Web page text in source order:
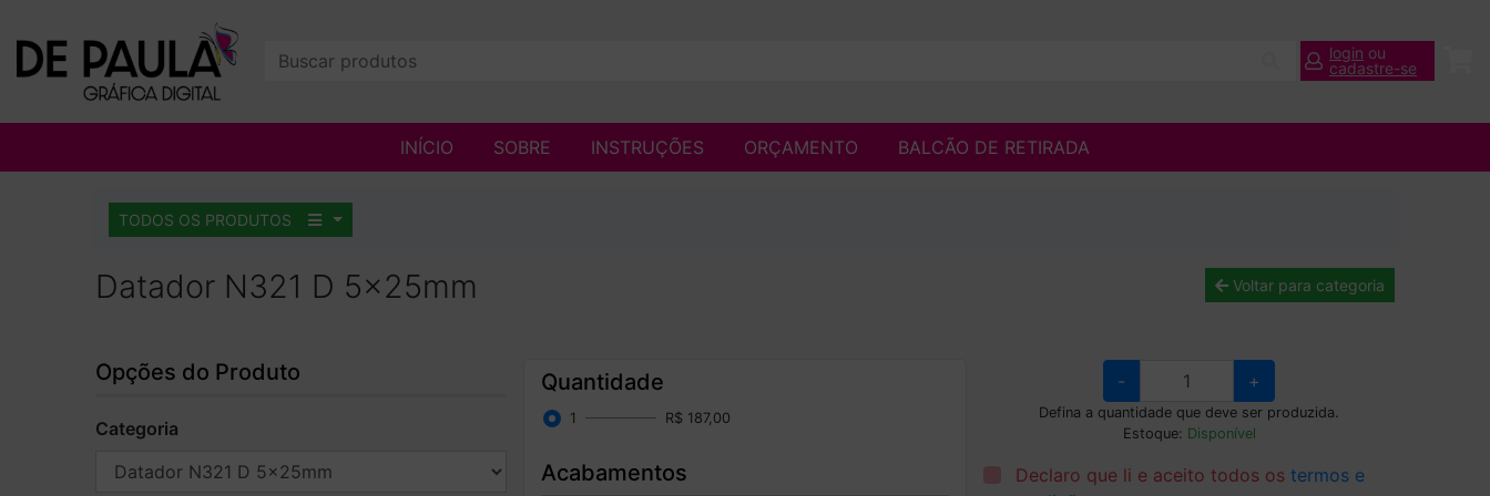
login ou
cadastre-se
INÍCIO SOBRE INSTRUÇÕES ORÇAMENTO BALCÃO DE RETIRADA
TODOS OS PRODUTOS
Datador N321 D 5x25mm Voltar para categoria
Opções do Produto
Categoria
Quantidade
1 R$ 187,00
Acabamentos
- +
Defina a quantidade que deve ser produzida.
Estoque: Disponível
Declaro que li e aceito todos ostermos e